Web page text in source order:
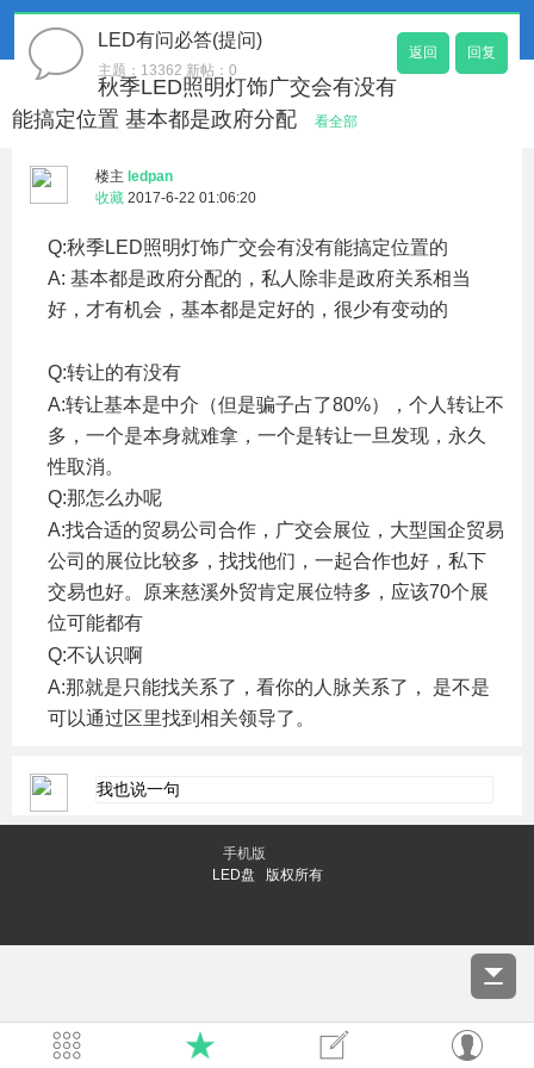
回复
返回
LED有问必答(提问)
主题：13362 新帖：0
秋季LED照明灯饰广交会有没有
能搞定位置 基本都是政府分配
看全部
楼主 ledpan
收藏 2017-6-22 01:06:20
Q:秋季LED照明灯饰广交会有没有能搞定位置的
A: 基本都是政府分配的，私人除非是政府关系相当
好，才有机会，基本都是定好的，很少有变动的
Q:转让的有没有
A:转让基本是中介（但是骗子占了80%），个人转让不
多，一个是本身就难拿，一个是转让一旦发现，永久
性取消。
Q:那怎么办呢
A:找合适的贸易公司合作，广交会展位，大型国企贸易
公司的展位比较多，找找他们，一起合作也好，私下
交易也好。原来慈溪外贸肯定展位特多，应该70个展
位可能都有
Q:不认识啊
A:那就是只能找关系了，看你的人脉关系了， 是不是
可以通过区里找到相关领导了。
手机版
LED盘 版权所有